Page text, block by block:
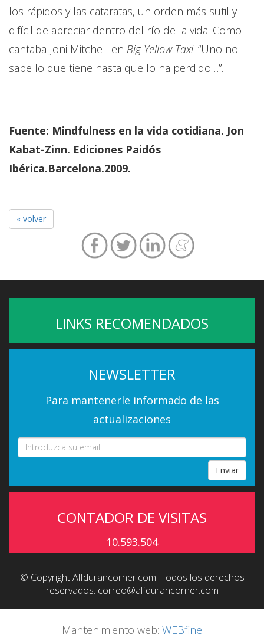
los rápidos y las cataratas, un orden más sutil y
difícil de apreciar dentro del río de la vida. Como
cantaba Joni Mitchell en Big Yellow Taxi: “Uno no
sabe lo que tiene hasta que lo ha perdido…”.
Fuente: Mindfulness en la vida cotidiana. Jon
Kabat-Zinn. Ediciones Paidós
Ibérica.Barcelona.2009.
« volver
LINKS RECOMENDADOS
NEWSLETTER
Para mantenerle informado de las
actualizaciones
Enviar
CONTADOR DE VISITAS
10.593.504
© Copyright Alfdurancorner.com. Todos los derechos
reservados. correo@alfdurancorner.com
Mantenimiento web: WEBfine